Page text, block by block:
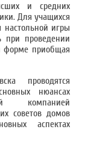
и средних
Для учащихся
настольной игры
при проведении
форме приобщая
проводятся
нюансах
компанией
советов домов
аспектах